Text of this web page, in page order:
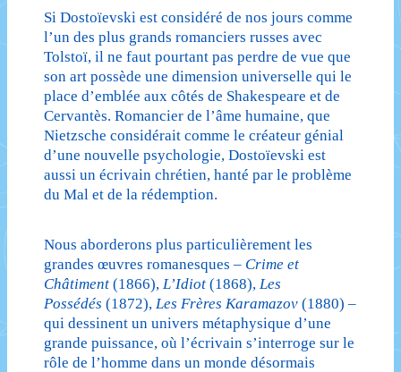
Si Dostoïevski est considéré de nos jours comme
l’un des plus grands romanciers russes avec
Tolstoï, il ne faut pourtant pas perdre de vue que
son art possède une dimension universelle qui le
place d’emblée aux côtés de Shakespeare et de
Cervantès. Romancier de l’âme humaine, que
Nietzsche considérait comme le créateur génial
d’une nouvelle psychologie, Dostoïevski est
aussi un écrivain chrétien, hanté par le problème
du Mal et de la rédemption.
Nous aborderons plus particulièrement les
grandes œuvres romanesques – Crime et
Châtiment (1866), L’Idiot(1868), Les
Possédés (1872), Les Frères Karamazov (1880) –
qui dessinent un univers métaphysique d’une
grande puissance, où l’écrivain s’interroge sur le
rôle de l’homme dans un monde désormais